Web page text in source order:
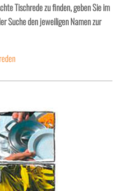
Tischrede zu finden, geben Sie im
Suche den jeweiligen Namen zur